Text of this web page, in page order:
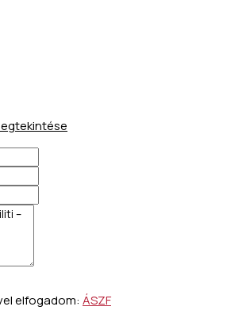
elfogadom: ÁSZF